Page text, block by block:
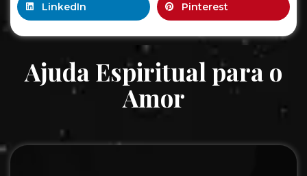
LinkedIn Pinterest
Ajuda Espiritual para o
Amor